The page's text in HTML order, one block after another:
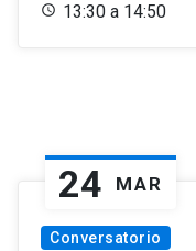
13:30 a 14:50
24 MAR
Conversatorio